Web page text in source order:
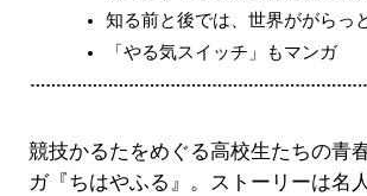
知る前と後では、世界ががらっ
「やる気スイッチ」もマンガ
競技かるたをめぐる高校生たちの青
ガ『ちはやふる』。ストーリーは名